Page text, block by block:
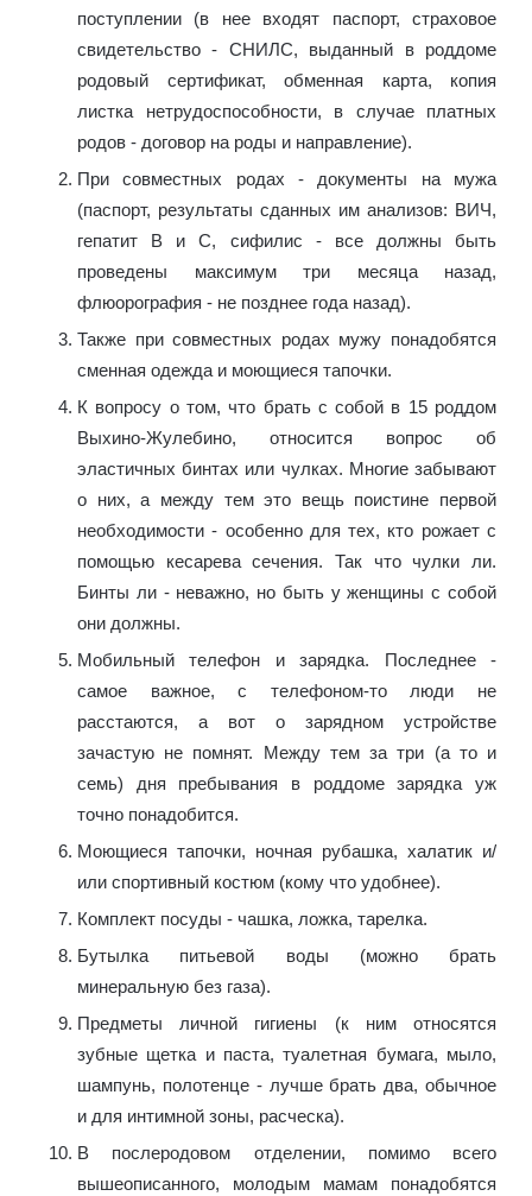
поступлении (в нее входят паспорт, страховое
свидетельство - СНИЛС, выданный в роддоме
родовый сертификат, обменная карта, копия
листка нетрудоспособности, в случае платных
родов - договор на роды и направление).
При совместных родах - документы на мужа
(паспорт, результаты сданных им анализов: ВИЧ,
гепатит B и C, сифилис - все должны быть
проведены максимум три месяца назад,
флюорография - не позднее года назад).
Также при совместных родах мужу понадобятся
сменная одежда и моющиеся тапочки.
К вопросу о том, что брать с собой в 15 роддом
Выхино-Жулебино, относится вопрос об
эластичных бинтах или чулках. Многие забывают
о них, а между тем это вещь поистине первой
необходимости - особенно для тех, кто рожает с
помощью кесарева сечения. Так что чулки ли.
Бинты ли - неважно, но быть у женщины с собой
они должны.
Мобильный телефон и зарядка. Последнее -
самое важное, с телефоном-то люди не
расстаются, а вот о зарядном устройстве
зачастую не помнят. Между тем за три (а то и
семь) дня пребывания в роддоме зарядка уж
точно понадобится.
Моющиеся тапочки, ночная рубашка, халатик и/
или спортивный костюм (кому что удобнее).
Комплект посуды - чашка, ложка, тарелка.
Бутылка питьевой воды (можно брать
минеральную без газа).
Предметы личной гигиены (к ним относятся
зубные щетка и паста, туалетная бумага, мыло,
шампунь, полотенце - лучше брать два, обычное
и для интимной зоны, расческа).
В послеродовом отделении, помимо всего
вышеописанного, молодым мамам понадобятся